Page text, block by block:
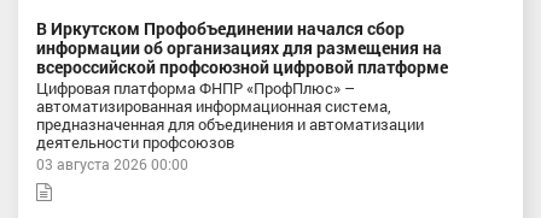
В Иркутском Профобъединении начался сбор
информации об организациях для размещения на
всероссийской профсоюзной цифровой платформе
Цифровая платформа ФНПР «ПрофПлюс» –
автоматизированная информационная система,
предназначенная для объединения и автоматизации
деятельности профсоюзов
03 августа 2026 00:00